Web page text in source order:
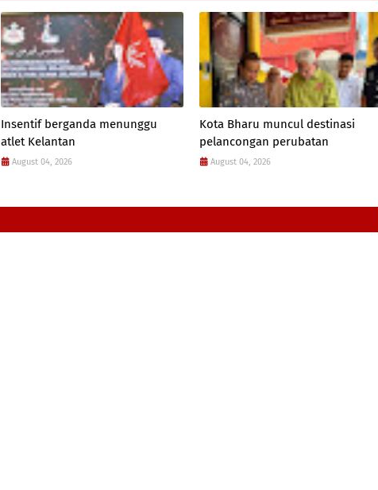
Insentif berganda menunggu
atlet Kelantan
August 04, 2026
Kota Bharu muncul destinasi
pelancongan perubatan
August 04, 2026